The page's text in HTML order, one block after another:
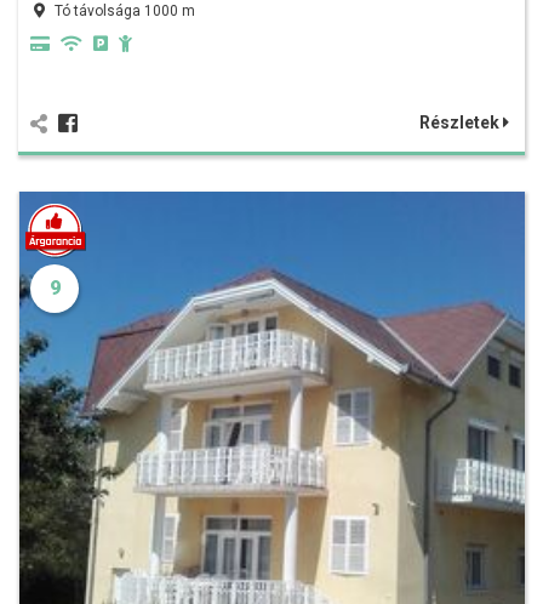
Tó távolsága 1000 m
Részletek
9